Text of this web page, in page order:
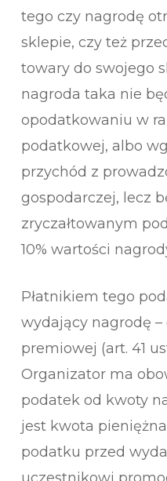
tego czy nagrodę
sklepie, czy też
towary do swojego
nagroda taka nie
opodatkowaniu w
podatkowej, albo
przychód z
gospodarczej, lecz
zryczałtowanym
10% wartości
Płatnikiem tego
wydający nagrodę
premiowej (art. 41
Organizator ma
podatek od kwoty
jest kwota
podatku przed